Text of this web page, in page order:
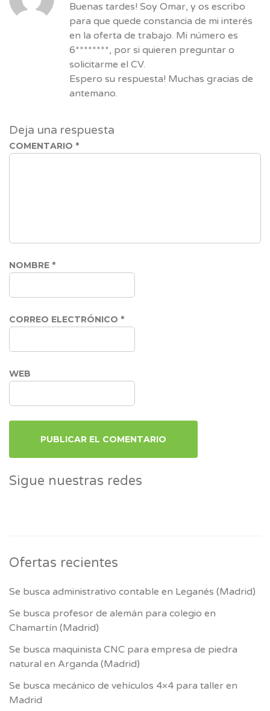
Buenas tardes! Soy Omar, y os escribo
para que quede constancia de mi interés
en la oferta de trabajo. Mi número es
6********, por si quieren preguntar o
solicitarme el CV.
Espero su respuesta! Muchas gracias de
antemano.
Deja una respuesta
COMENTARIO *
NOMBRE *
CORREO ELECTRÓNICO *
WEB
Sigue nuestras redes
Ofertas recientes
Se busca administrativo contable en Leganés (Madrid)
Se busca profesor de alemán para colegio en
Chamartín (Madrid)
Se busca maquinista CNC para empresa de piedra
natural en Arganda (Madrid)
Se busca mecánico de vehículos 4×4 para taller en
Madrid